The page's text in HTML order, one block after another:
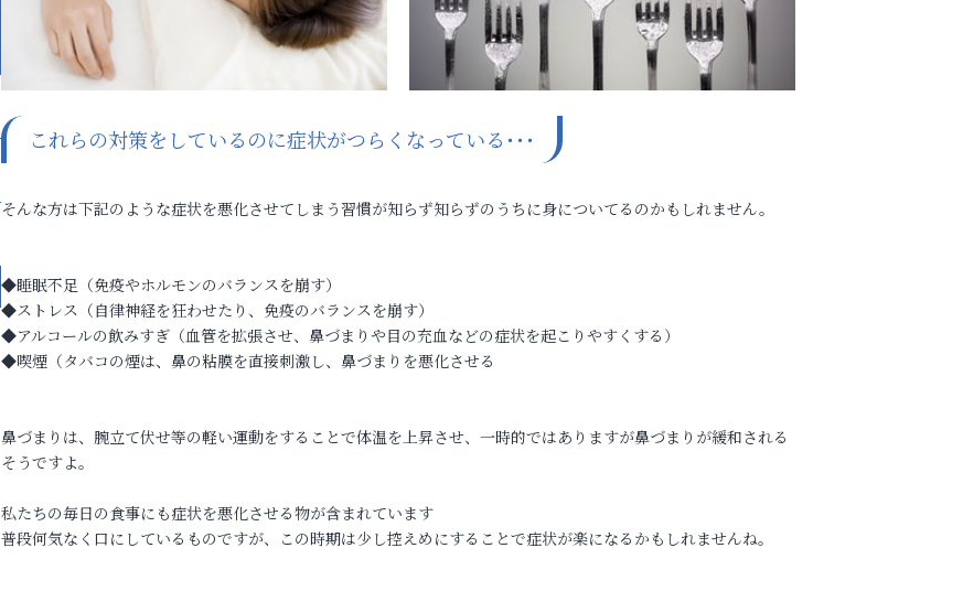
これらの対策をしているのに症状がつらくなっている･･･
そんな方は下記のような症状を悪化させてしまう習慣が知らず知らずのうちに身についてるのかもしれません。
◆睡眠不足（免疫やホルモンのバランスを崩す）
◆ストレス（自律神経を狂わせたり、免疫のバランスを崩す）
◆アルコールの飲みすぎ（血管を拡張させ、鼻づまりや目の充血などの症状を起こりやすくする）
◆喫煙（タバコの煙は、鼻の粘膜を直接刺激し、鼻づまりを悪化させる
鼻づまりは、腕立て伏せ等の軽い運動をすることで体温を上昇させ、一時的ではありますが鼻づまりが緩和される
そうですよ。
私たちの毎日の食事にも症状を悪化させる物が含まれています
普段何気なく口にしているものですが、この時期は少し控えめにすることで症状が楽になるかもしれませんね。